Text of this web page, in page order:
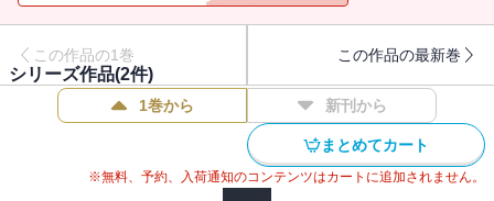
この作品の1巻 この作品の最新巻
シリーズ作品(2件)
1巻から 新刊から
まとめてカート
※無料、予約、入荷通知のコンテンツはカートに追加されません。